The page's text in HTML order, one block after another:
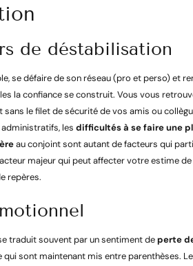
de déstabilisation
se défaire de son réseau (pro et perso) et
la confiance se construit. Vous vous
le filet de sécurité de vos amis ou
les difficultés à se faire une
au conjoint sont autant de facteurs qui
majeur qui peut affecter votre estime
repères.
traduit souvent par un sentiment deperte
sont maintenant mis entre parenthèses.